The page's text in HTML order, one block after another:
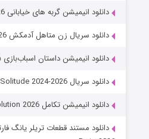
دانلود انیمیشن گربه های خیابانی Alley Cats 2026
دانلود سریال زن متاهل آدمکش A Bona Fide Killer 2026
دانلود انیمیشن داستان اسباب‌بازی ۵ Toy Story 5 (2026)
دانلود سریال One Hundred Years of Solitude 2024-2026
دانلود انیمیشن تکامل Evolution 2026